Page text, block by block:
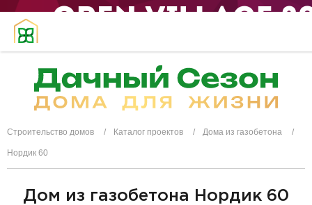
Строительство домов Каталог проектов Дома из газобетона
Нордик 60
Дом из газобетона Нордик 60